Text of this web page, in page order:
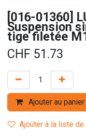
[016-01360]
Suspension
tige filetée
CHF 51.73
Ajouter au panier
Ajouter à la liste